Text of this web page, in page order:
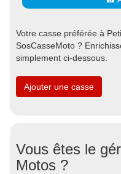
Votre casse préférée à
SosCasseMoto ?
simplement ci-dessous.
Ajouter une casse
Vous êtes le
Motos ?